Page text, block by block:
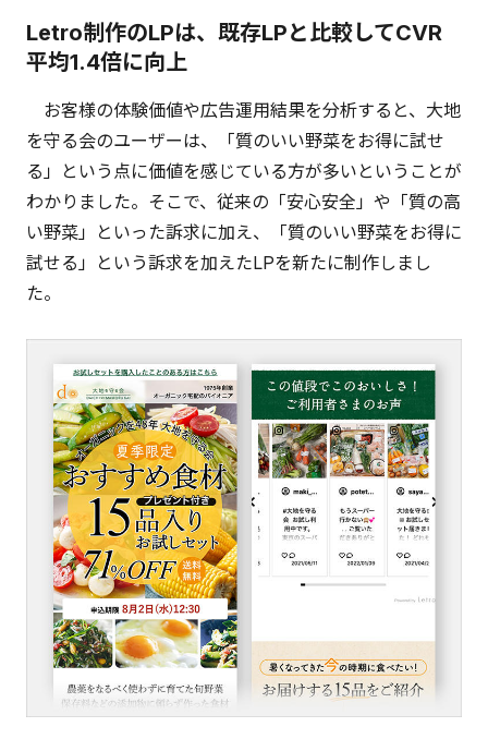
Letro制作のLPは、既存LPと比較してCVR
平均1.4倍に向上
お客様の体験価値や広告運用結果を分析すると、大地
を守る会のユーザーは、「質のいい野菜をお得に試せ
る」という点に価値を感じている方が多いということが
わかりました。そこで、従来の「安心安全」や「質の高
い野菜」といった訴求に加え、「質のいい野菜をお得に
試せる」という訴求を加えたLPを新たに制作しまし
た。